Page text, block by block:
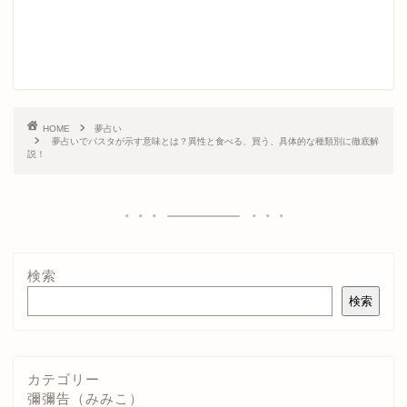
HOME
夢占い
夢占いでパスタが示す意味とは？異性と食べる、買う、具体的な種類別に徹底解
説！
検索
検索
カテゴリー
彌彌告（みみこ）